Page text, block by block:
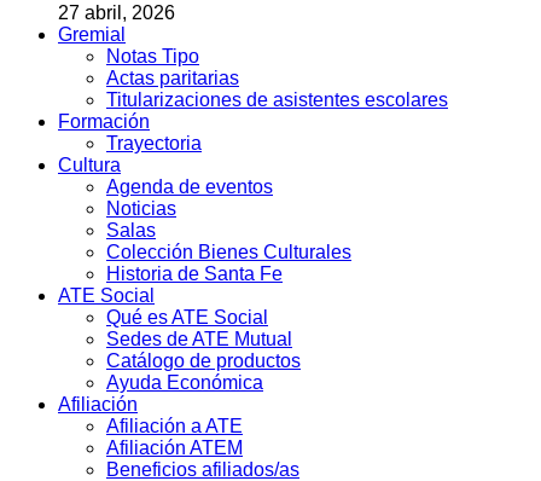
27 abril, 2026
Gremial
Notas Tipo
Actas paritarias
Titularizaciones de asistentes escolares
Formación
Trayectoria
Cultura
Agenda de eventos
Noticias
Salas
Colección Bienes Culturales
Historia de Santa Fe
ATE Social
Qué es ATE Social
Sedes de ATE Mutual
Catálogo de productos
Ayuda Económica
Afiliación
Afiliación a ATE
Afiliación ATEM
Beneficios afiliados/as